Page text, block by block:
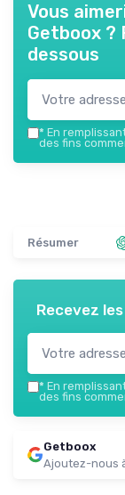
Vous
Getboox ?
dessous
* En
des fins
Résumer
Recevez
* En
des fins
Getboox
Ajoutez-nous